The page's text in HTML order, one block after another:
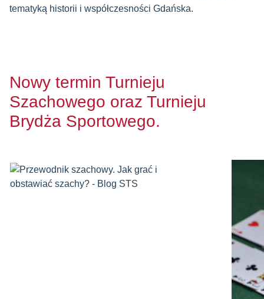
tematyką historii i współczesności Gdańska.
Nowy termin Turnieju
Szachowego oraz Turnieju
Brydża Sportowego.